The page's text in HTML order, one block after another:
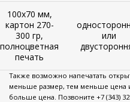
100х70 мм,
картон 270-
300 гр,
полноцветная
печать
или
Также возможно напечатать
меньше размер, тем меньше цена
больше цена. Позвоните +7 (343)